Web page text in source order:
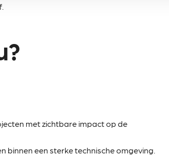
met zichtbare impact op de
binnen een sterke technische omgeving.